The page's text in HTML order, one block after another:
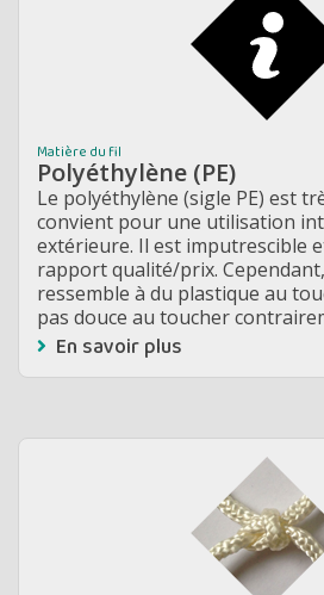
Matière du fil
Polyéthylène (PE)
Le polyéthylène (sigle PE) est
convient pour une utilisation
extérieure. Il est imputrescible
rapport qualité/prix.
ressemble à du plastique au
pas douce au toucher
En savoir plus